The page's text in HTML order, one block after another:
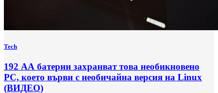
Tech
192 АА батерии захранват това необикновено
РС, което върви с необичайна версия на Linux
(ВИДЕО)